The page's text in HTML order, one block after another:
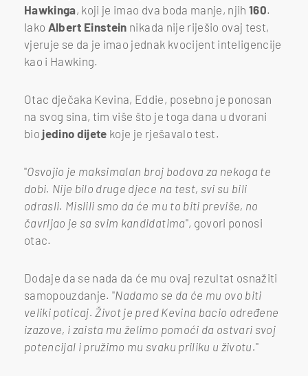
Hawkinga, koji je imao dva boda manje, njih 160.
Iako Albert Einstein nikada nije riješio ovaj test,
vjeruje se da je imao jednak kvocijent inteligencije
kao i Hawking.
Otac dječaka Kevina, Eddie, posebno je ponosan
na svog sina, tim više što je toga dana u dvorani
bio jedino dijete koje je rješavalo test.
"Osvojio je maksimalan broj bodova za nekoga te
dobi. Nije bilo druge djece na test, svi su bili
odrasli. Mislili smo da će mu to biti previše, no
čavrljao je sa svim kandidatima", govori ponosi
otac.
Dodaje da se nada da će mu ovaj rezultat osnažiti
samopouzdanje. "Nadamo se da će mu ovo biti
veliki poticaj. Život je pred Kevina bacio određene
izazove, i zaista mu želimo pomoći da ostvari svoj
potencijal i pružimo mu svaku priliku u životu."